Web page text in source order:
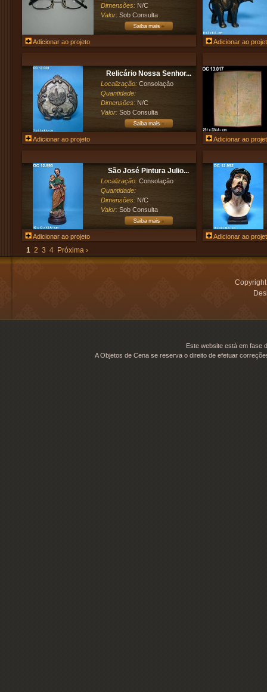
Dimensões: N/C
Valor: Sob Consulta
Adicionar ao projeto Adicionar ao
Relicário Nossa Senhor...
Localização: Consolação
Quantidade:
Dimensões: N/C
Valor: Sob Consulta
Adicionar ao projeto Adicionar ao
São José Pintura Julio...
Localização: Consolação
Quantidade:
Dimensões: N/C
Valor: Sob Consulta
Adicionar ao projeto Adicionar ao
1 2 3 4 Próxima ›
Este website está em fase
A Objetos de Cena se reserva o direito de efetuar